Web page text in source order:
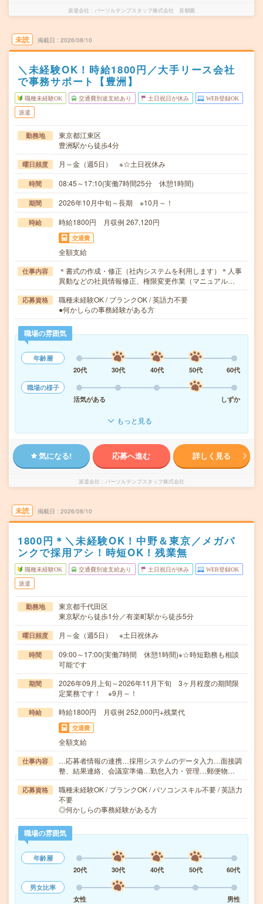
派遣会社 パーソルテンプスタッフ株式会社 首都圏
未読 掲載日 2026/08/10
＼未経験OK！時給1800円／大手リース会社
で事務サポート【豊洲】
職種未経験OK 交通費別途支給あり 土日祝日が休み WEB登録OK
派遣
勤務地
東京都江東区
豊洲駅から徒歩4分
曜日頻度 月～金（週5日） ※☆土日祝休み
時間 08:45～17:10(実働7時間25分 休憩1時間)
期間 2026年10月中旬～長期 ※10月～！
時給 時給1800円 月収例 267,120円
交通費
全額支給
仕事内容
＊書式の作成・修正（社内システムを利用します）＊人事
異動などの社員情報修正、権限変更作業（マニュアル…
応募資格
職種未経験OK / ブランクOK / 英語力不要
●何かしらの事務経験がある方
職場の雰囲気
年齢層
20代
30代 40代 50代
60代
職場の様子
活気がある
しずか
もっと見る
気になる! 応募へ進む 詳しく見る
派遣会社 パーソルテンプスタッフ株式会社
未読 掲載日 2026/08/10
1800円＊＼未経験OK！中野＆東京／メガバ
ンクで採用アシ！時短OK！残業無
職種未経験OK 交通費別途支給あり 土日祝日が休み WEB登録OK
派遣
勤務地
東京都千代田区
東京駅から徒歩1分／有楽町駅から徒歩5分
曜日頻度 月～金（週5日） ※土日祝休み
時間
09:00～17:00(実働7時間 休憩1時間)※☆時短勤務も相談
可能です
期間
2026年09月上旬～2026年11月下旬 3ヶ月程度の期間限
定業務です！ ※9月～！
時給 時給1800円 月収例 252,000円+残業代
交通費
全額支給
仕事内容
…応募者情報の連携…採用システムのデータ入力…面接調
整、結果連絡、会議室準備…勤怠入力・管理…郵便物…
応募資格
職種未経験OK / ブランクOK / パソコンスキル不要 / 英語力
不要
◎何かしらの事務経験がある方
職場の雰囲気
年齢層
20代
30代 40代 50代
60代
男女比率
女性
男性